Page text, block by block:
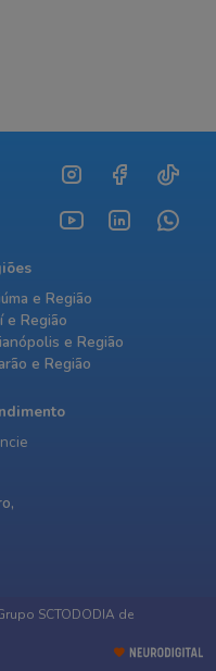
e Região
e Região
e Região
e Região
SCTODODIA de